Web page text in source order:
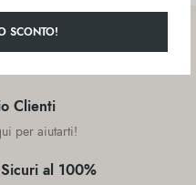
SCONTO!
sopra €45
Clienti
per aiutarti!
al 100%